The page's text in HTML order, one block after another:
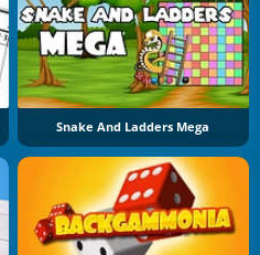
Snake And Ladders Mega